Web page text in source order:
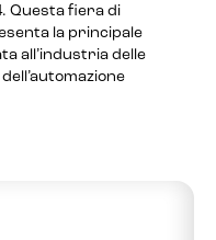
Questa fiera di
la principale
all’industria delle